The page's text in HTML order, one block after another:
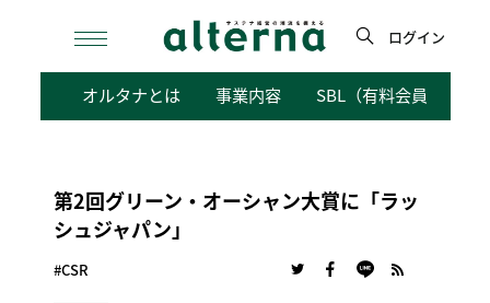
検
ログイン
オルタナとは 事業内容 SBL（有料会員向けサ
第2回グリーン・オーシャン大賞に「ラッ
シュジャパン」
#CSR